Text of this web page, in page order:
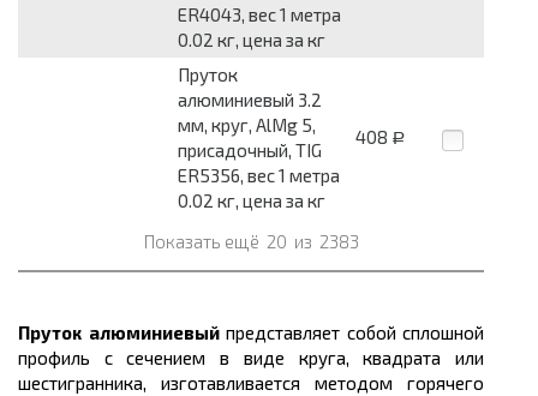
ER4043, вес 1 метра
0.02 кг, цена за кг
Пруток
алюминиевый 3.2
мм, круг, AlMg 5,
присадочный, TIG
ER5356, вес 1 метра
0.02 кг, цена за кг
408 Р
Показать ещё 20 из 2383
Пруток алюминиевыйпредставляет собой сплошной
профиль с сечением в виде круга, квадрата или
шестигранника, изготавливается методом горячего